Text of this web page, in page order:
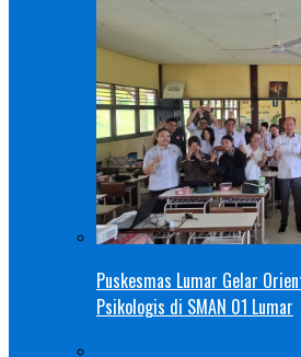
Puskesmas Lumar Gelar
Psikologis di SMAN 01 Lumar